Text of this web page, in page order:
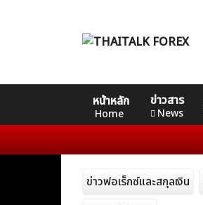
หน้าหลัก
Home
ข่าวสาร
News
VPS Register
คอร์ส
Basic
คอร์ส
Advance
ข่าวฟอเร็กซ์และสกุลเงิน